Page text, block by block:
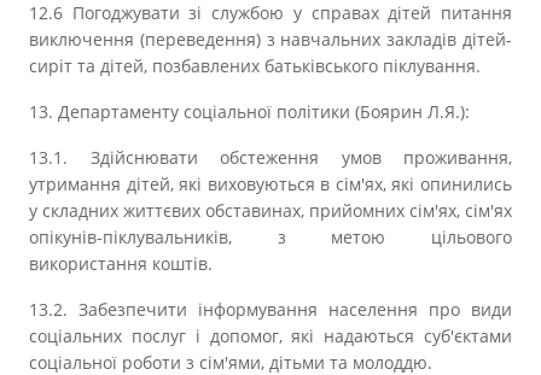
12.6 Погоджувати зі службою у справах дітей питання
виключення (переведення) з навчальних закладів дітей-
сиріт та дітей, позбавлених батьківського піклування.
13. Департаменту соціальної політики (Боярин Л.Я.):
13.1. Здійснювати обстеження умов проживання,
утримання дітей, які виховуються в сім'ях, які опинились
у складних життєвих обставинах, прийомних сім'ях, сім'ях
опікунів-піклувальників, з метою цільового
використання коштів.
13.2. Забезпечити інформування населення про види
соціальних послуг і допомог, які надаються суб'єктами
соціальної роботи з сім'ями, дітьми та молоддю.